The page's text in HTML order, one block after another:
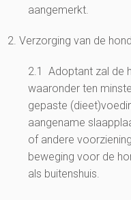
aangemerkt.
2. Verzorging van de hond
2.1 Adoptant zal de
waaronder ten
gepaste
aangename
of andere
beweging voor de
als buitenshuis.